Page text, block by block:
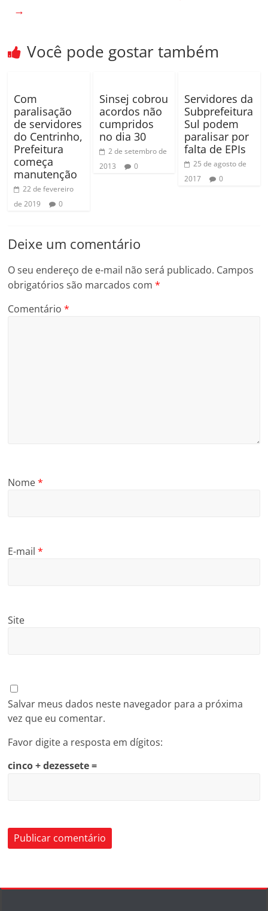
→
Você pode gostar também
Com
paralisação
de servidores
do Centrinho,
Prefeitura
começa
manutenção
22 de fevereiro
de 2019
0
Sinsej cobrou
acordos não
cumpridos
no dia 30
2 de setembro de
2013
0
Servidores da
Subprefeitura
Sul podem
paralisar por
falta de EPIs
25 de agosto de
2017
0
Deixe um comentário
O seu endereço de e-mail não será publicado. Campos
obrigatórios são marcados com*
Comentário*
Nome*
E-mail*
Site
Salvar meus dados neste navegador para a próxima
vez que eu comentar.
Favor digite a resposta em dígitos:
cinco + dezessete =